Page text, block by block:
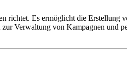
richtet. Es ermöglicht die Erstellung
Verwaltung von Kampagnen und